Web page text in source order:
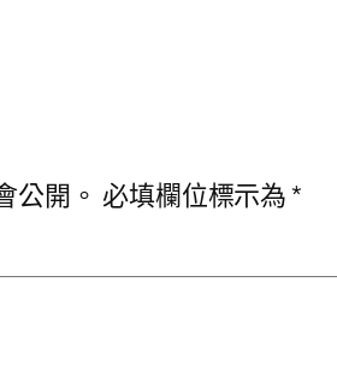
公開。 必填欄位標示為*